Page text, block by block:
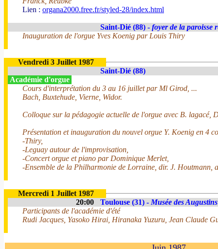
Lien : organa2000.free.fr/styled-28/index.html
Saint-Dié (88) - foyer de la paroisse
Inauguration de l'orgue Yves Koenig par Louis Thiry
Vendredi 3 Juillet 1987
Saint-Dié (88)
Académie d'orgue
Cours d'interprétation du 3 au 16 juillet par Ml Girod, ...
Bach, Buxtehude, Vierne, Widor.
Colloque sur la pédagogie actuelle de l'orgue avec B. lagacé,
Présentation et inauguration du nouvel orgue Y. Koenig en 4
-Thiry,
-Leguay autour de l'improvisation,
-Concert orgue et piano par Dominique Merlet,
-Ensemble de la Philharmonie de Lorraine, dir. J. Houtmann,
Mercredi 1 Juillet 1987
20:00
Toulouse (31) - Musée des Augustins
Participants de l'académie d'été
Rudi Jacques, Yasoko Hirai, Hiranaka Yuzuru, Jean Claude